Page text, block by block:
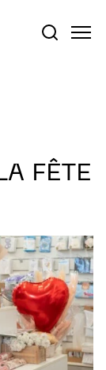
FÊTE